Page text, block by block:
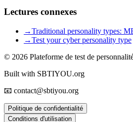
Lectures connexes
→Traditional personality types:
→Test your cyber personality type
© 2026 Plateforme de test de
Built with SBTIYOU.org
📧 contact@sbtiyou.org
Politique de confidentialité
Conditions d'utilisation